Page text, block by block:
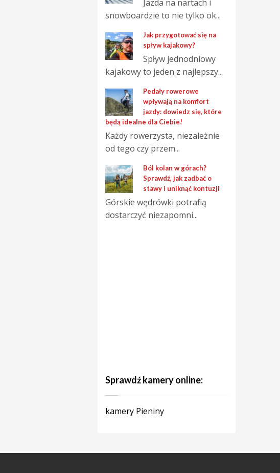
Jazda na nartach i
snowboardzie to nie tylko ok...
Jak przygotować się na
spływ kajakowy?
Spływ jednodniowy
kajakowy to jeden z najlepszy...
Pedały rowerowe
wpływają na komfort
jazdy: dowiedz się, które
będą idealne dla Ciebie!
Każdy rowerzysta, niezależnie
od tego czy przem...
Ból kolan w górach?
Sprawdź, jak zadbać o
stawy i uniknąć kontuzji
Górskie wędrówki potrafią
dostarczyć niezapomni...
Sprawdź kamery online:
kamery Pieniny